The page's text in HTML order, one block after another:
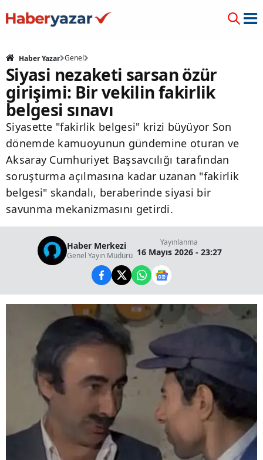
Haber Yazar Genel
Siyasi nezaketi sarsan özür
girişimi: Bir vekilin fakirlik
belgesi sınavı
Siyasette "fakirlik belgesi" krizi büyüyor Son
dönemde kamuoyunun gündemine oturan ve
Aksaray Cumhuriyet Başsavcılığı tarafından
soruşturma açılmasına kadar uzanan "fakirlik
belgesi" skandalı, beraberinde siyasi bir
savunma mekanizmasını getirdi.
Haber Merkezi
Genel Yayın Müdürü
Yayınlanma
16 Mayıs 2026 - 23:27